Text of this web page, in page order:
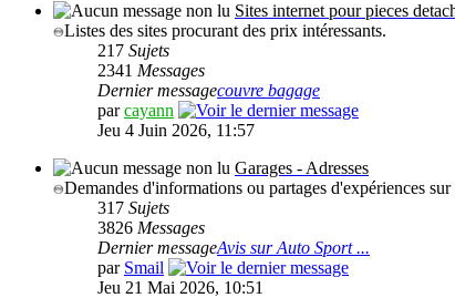
Sites internet pour pieces
Listes des sites procurant des prix intéressants.
217 Sujets
2341 Messages
Dernier messagecouvre bagage
parcayann
Jeu 4 Juin 2026, 11:57
Garages - Adresses
Demandes d'informations ou partages d'expériences
317 Sujets
3826 Messages
Dernier messageAvis sur Auto Sport ...
par Smail
Jeu 21 Mai 2026, 10:51